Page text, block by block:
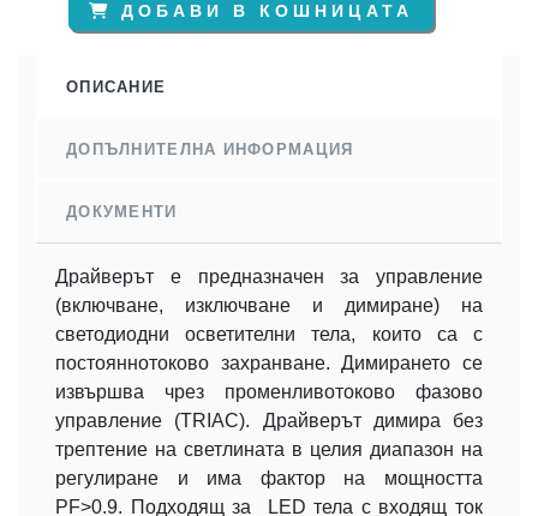
ДОБАВИ В КОШНИЦАТА
ОПИСАНИЕ
ДОПЪЛНИТЕЛНА ИНФОРМАЦИЯ
ДОКУМЕНТИ
Драйверът е предназначен за управление
(включване, изключване и димиране) на
светодиодни осветителни тела, които са с
постояннотоково захранване. Димирането се
извършва чрез променливотоково фазово
управление (TRIAC). Драйверът димира без
трептение на светлината в целия диапазон на
регулиране и има фактор на мощността
PF>0.9. Подходящ за LED тела с входящ ток